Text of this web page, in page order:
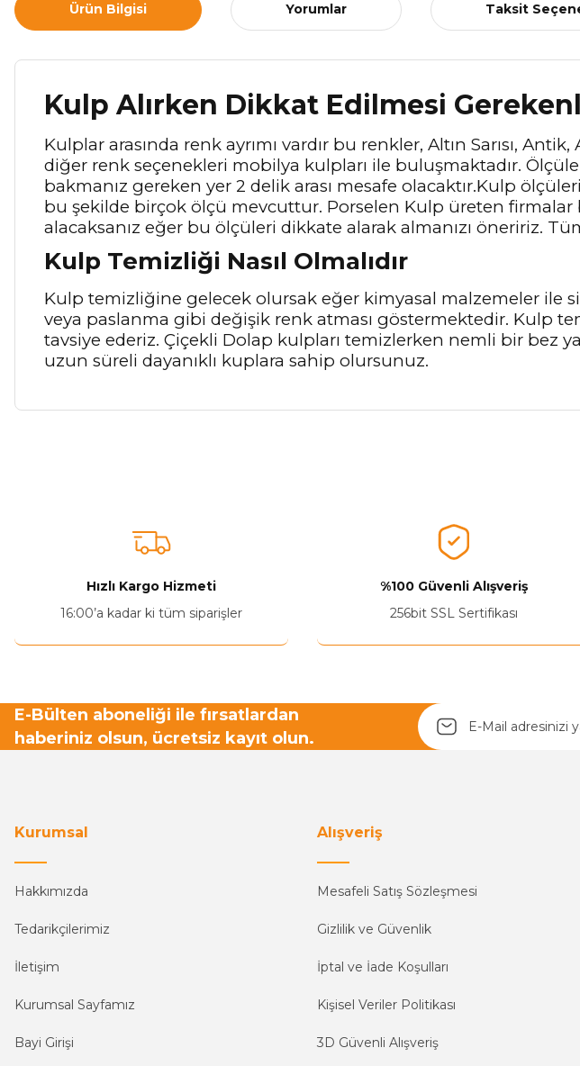
Ürün Bilgisi Yorumlar Taksit
Kulp Alırken Dikkat Edilmesi
Kulplar arasında renk ayrımı vardır bu renkler, Altın Sarısı,
diğer renk seçenekleri mobilya kulpları ile buluşmaktadır.
bakmanız gereken yer 2 delik arası mesafe olacaktır.Kulp
bu şekilde birçok ölçü mevcuttur. Porselen Kulp üreten
alacaksanız eğer bu ölçüleri dikkate alarak almanızı öneririz.
Kulp Temizliği Nasıl Olmalıdır
Kulp temizliğine gelecek olursak eğer kimyasal malzemeler ile
veya paslanma gibi değişik renk atması göstermektedir. Kulp
tavsiye ederiz. Çiçekli Dolap kulpları temizlerken nemli bir bez
uzun süreli dayanıklı kuplara sahip olursunuz.
Ürün açıklamasında eksik bilgiler bulunuyor.
Ürün fiyatı diğer sitelerden daha pahalı.
Hızlı Kargo Hizmeti
16:00’a kadar ki tüm siparişler
%100 Güvenli Alışveriş
256bit SSL Sertifikası
E-Bülten aboneliği ile fırsatlardan
haberiniz olsun, ücretsiz kayıt olun.
Kurumsal
Hakkımızda
Tedarikçilerimiz
İletişim
Kurumsal Sayfamız
Bayi Girişi
Alışveriş
Mesafeli Satış Sözleşmesi
Gizlilik ve Güvenlik
İptal ve İade Koşulları
Kişisel Veriler Politikası
3D Güvenli Alışveriş